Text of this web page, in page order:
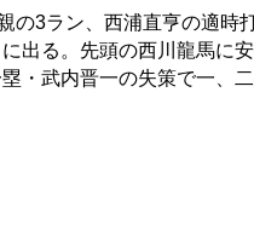
3ラン、西浦直亨の適時
出る。先頭の西川龍馬に
・武内晋一の失策で一、二